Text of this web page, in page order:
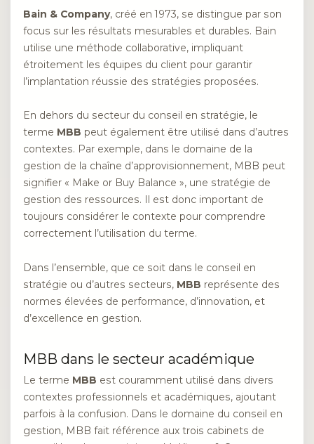
Bain & Company, créé en 1973, se distingue par son
focus sur les résultats mesurables et durables. Bain
utilise une méthode collaborative, impliquant
étroitement les équipes du client pour garantir
l’implantation réussie des stratégies proposées.
En dehors du secteur du conseil en stratégie, le
terme MBB peut également être utilisé dans d’autres
contextes. Par exemple, dans le domaine de la
gestion de la chaîne d’approvisionnement, MBB peut
signifier « Make or Buy Balance », une stratégie de
gestion des ressources. Il est donc important de
toujours considérer le contexte pour comprendre
correctement l’utilisation du terme.
Dans l’ensemble, que ce soit dans le conseil en
stratégie ou d’autres secteurs, MBB représente des
normes élevées de performance, d’innovation, et
d’excellence en gestion.
MBB dans le secteur académique
Le terme MBB est couramment utilisé dans divers
contextes professionnels et académiques, ajoutant
parfois à la confusion. Dans le domaine du conseil en
gestion, MBB fait référence aux trois cabinets de